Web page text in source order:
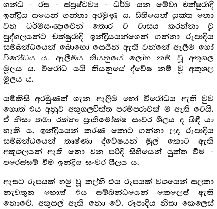
ගන්ධ - රස - ස්ප්‍ර‍ෂ්ටව්‍ය - ධර්ම යන මේවා චක්ෂුරාදි
ඉන්ද්‍රිය සයෙන් ගන්නා අරමුණු ය. සිහියෙන් යුක්ත නො
වන ධර්මසංඥාවෙන් තොර ව වාසය කරන්නා වූ
පුද්ගලයන්ට චක්ෂුරාදි ඉන්ද්‍රියයන්ගෙන් ගන්නා රූපාදිය
සම්බන්ධයෙන් බොහෝ සෙයින් ඇති වන්නේ ඇලීම හෝ
විරෝධය ය. ඇලීමය කියනුයේ ලෝභ නම් වූ අකුශල
මූලය ය. විරෝධ යයි කියනුයේ ද්වේෂ නම් වූ අකුශල
මූලය ය.
යම්කිසි අරමුණක් ගැන ඇලීම හෝ විරෝධය ඇති වුව
හොත් එය අනුව අකුශලචිත්ත පරම්පරාවක් ම ඇති වෙයි.
ඒ නිසා තමා රක්නා ප්‍රාතිමෝක්ෂ සංවර ශීලය ද බිඳී යා
හැකි ය. ඉන්ද්‍රියයන් කරණ කොට ගන්නා ලද රූපාදිය
සම්බන්ධයෙන් තෘෂ්ණා ද්වේෂයන් මුල් කොට ඇති
අකුශලයන් ඇති නො වන පරිදි සිහියෙන් යුක්ත වීම -
පරෙස්සම් වීම ඉන්ද්‍රිය සංවර ශීලය ය.
ඇසට රූපයක් හමු වූ කල්හි එය රූපයක් වශයෙන් සලකා
නැවතුන හොත් එය සම්බන්ධයෙන් කෙලෙස් ඇති
නොවේ. අකුසල් ඇති නො වේ. රූපාදිය නිසා කෙලෙස්